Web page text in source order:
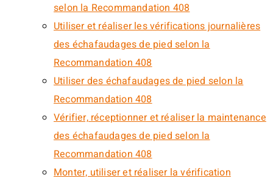
selon la Recommandation 408
Utiliser et réaliser les vérifications journalières
des échafaudages de pied selon la
Recommandation 408
Utiliser des échafaudages de pied selon la
Recommandation 408
Vérifier, réceptionner et réaliser la maintenance
des échafaudages de pied selon la
Recommandation 408
Monter, utiliser et réaliser la vérification